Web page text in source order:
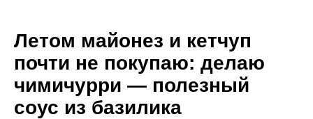
Летом майонез и кетчуп
почти не покупаю: делаю
чимичурри — полезный
соус из базилика